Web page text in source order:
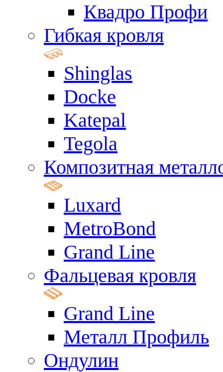
Квадро Профи
Гибкая кровля
Shinglas
Docke
Katepal
Tegola
Композитная
Luxard
MetroBond
Grand Line
Фальцевая кровля
Grand Line
Металл Профиль
Ондулин